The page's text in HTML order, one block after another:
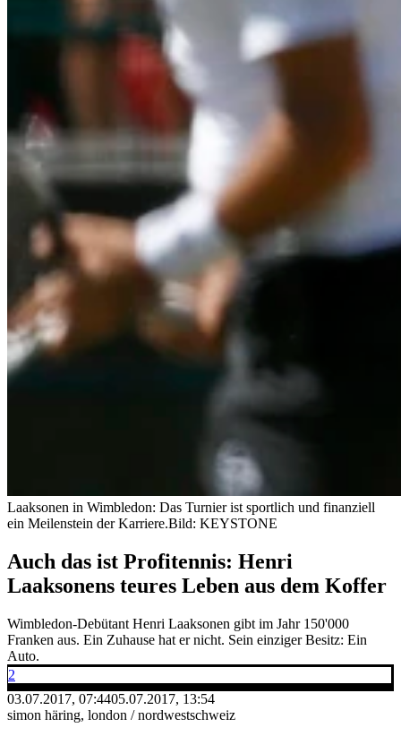
Laaksonen in Wimbledon: Das Turnier ist sportlich und finanziell
ein Meilenstein der Karriere.Bild: KEYSTONE
Auch das ist Profitennis: Henri
Laaksonens teures Leben aus dem Koffer
Wimbledon-Debütant Henri Laaksonen gibt im Jahr 150'000
Franken aus. Ein Zuhause hat er nicht. Sein einziger Besitz: Ein
Auto.
2
03.07.2017, 07:4405.07.2017, 13:54
simon häring, london / nordwestschweiz